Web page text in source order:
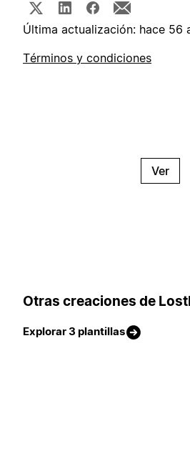
Última actualización: hace 56
Términos y condiciones
Ver
Otras creaciones de
Explorar 3 plantillas